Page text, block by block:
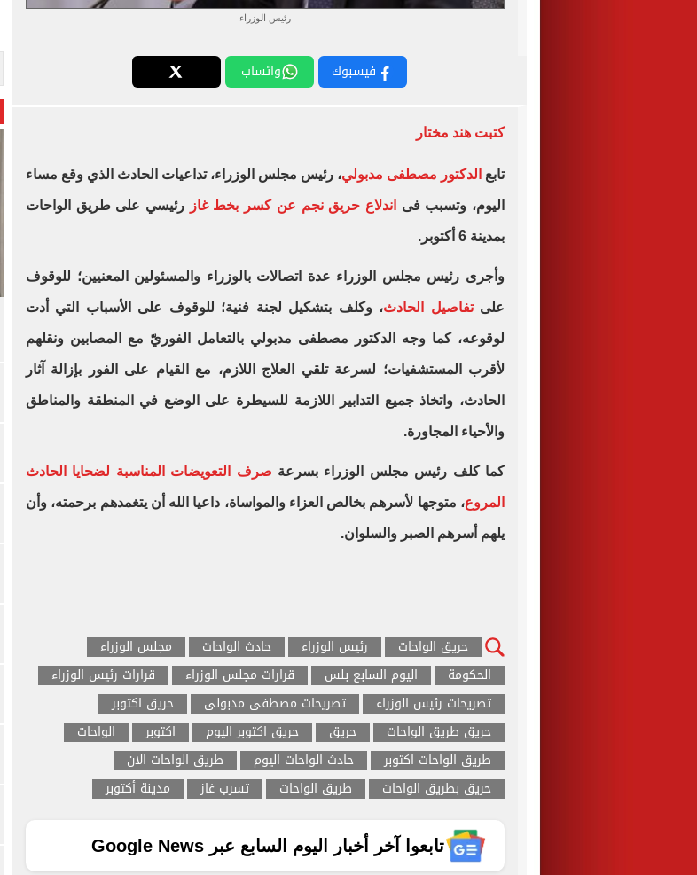
رئيس الوزراء
فيسبوك واتساب
كتبت هند مختار
تابع الدكتور مصطفى مدبولي، رئيس مجلس الوزراء، تداعيات الحادث الذي وقع مساء
اليوم، وتسبب فى اندلاع حريق نجم عن كسر بخط غاز رئيسي على طريق الواحات
بمدينة 6 أكتوبر.
وأجرى رئيس مجلس الوزراء عدة اتصالات بالوزراء والمسئولين المعنيين؛ للوقوف
علىتفاصيل الحادث، وكلف بتشكيل لجنة فنية؛ للوقوف على الأسباب التي أدت
لوقوعه، كما وجه الدكتور مصطفى مدبولي بالتعامل الفوريّ مع المصابين ونقلهم
لأقرب المستشفيات؛ لسرعة تلقي العلاج اللازم، مع القيام على الفور بإزالة آثار
الحادث، واتخاذ جميع التدابير اللازمة للسيطرة على الوضع في المنطقة والمناطق
والأحياء المجاورة.
كما كلف رئيس مجلس الوزراء بسرعة صرف التعويضات المناسبة لضحايا الحادث
المروع، متوجها لأسرهم بخالص العزاء والمواساة، داعيا الله أن يتغمدهم برحمته، وأن
يلهم أسرهم الصبر والسلوان.
حريق الواحات رئيس الوزراء حادث الواحات
مجلس الوزراء
الحكومة
اليوم السابع بلس قرارات مجلس الوزراء
قرارات رئيس الوزراء
تصريحات رئيس الوزراء
تصريحات مصطفى مدبولى
حريق اكتوبر
حريق طريق الواحات
حريق حريق اكتوبر اليوم اكتوبر
الواحات
طريق الواحات اكتوبر
حادث الواحات اليوم
طريق الواحات الان
حريق بطريق الواحات
طريق الواحات تسرب غاز مدينة أكتوبر
تابعوا آخر أخبار اليوم السابع عبر Google News